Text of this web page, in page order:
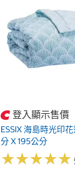
登入顯示售價
ESSIX 海島時光印
分 X 195公分
★★★★★
★★★★★